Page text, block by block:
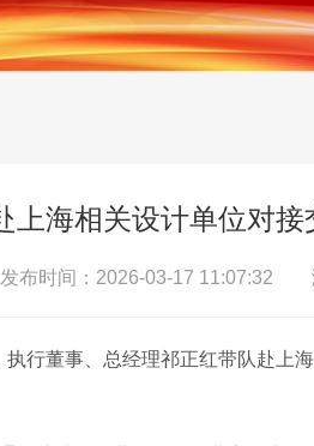
上海相关设计单位对接
布时间：2026-03-17 11:07:32
行董事、总经理祁正红带队赴上